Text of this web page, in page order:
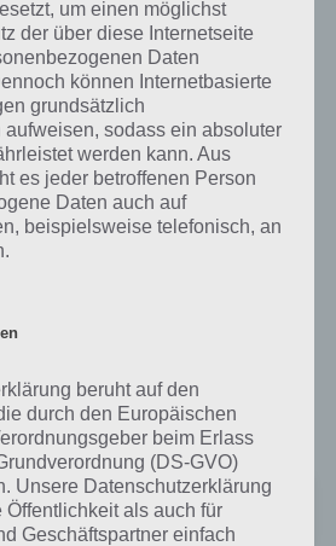
will, kommt über die Hilfen nicht
einen Farbradierer und 5 Züge
die Zeit angehalten werden. So
Vorteil verschaffen und so sind dann
Wer hingegen sagt: Ich spiele Dots
kann so versuchen seinen eigenen Rekord
im Google Play Store
kostenlos heruntergeladen werden.
die App Dots im Schnitt auf 4,1
Koordinationsspiel
um einen möglichst
der über diese Internetseite
Daten
können Internetbasierte
grundsätzlich
sodass ein absoluter
werden kann. Aus
es jeder betroffenen Person
Daten auch auf
beispielsweise telefonisch, an
beruht auf den
durch den Europäischen
beim Erlass
(DS-GVO)
Unsere Datenschutzerklärung
als auch für
Geschäftspartner einfach